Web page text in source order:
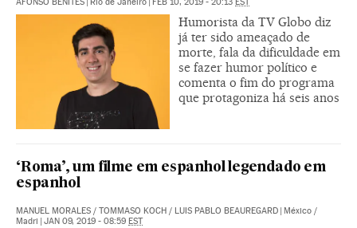
Humorista da TV Globo diz
já ter sido ameaçado de
morte, fala da dificuldade em
se fazer humor político e
comenta o fim do programa
que protagoniza há seis anos
‘Roma’, um filme em espanhol legendado em
espanhol
MANUEL MORALES / TOMMASO KOCH / LUIS PABLO BEAUREGARD
México /
Madri
JAN 09, 2019 - 08:59 EST